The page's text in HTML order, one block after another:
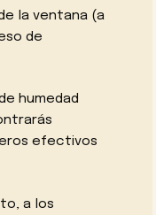
la ventana (a
de
humedad
efectivos
a los